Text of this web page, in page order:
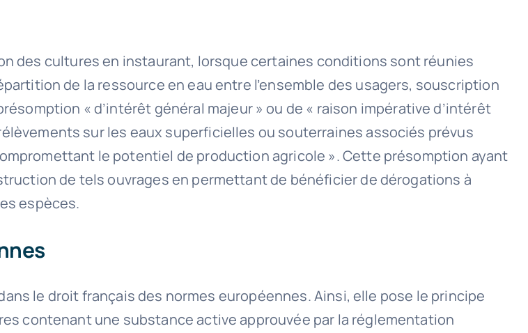
des cultures en instaurant, lorsque certaines conditions sont réunies
de la ressource en eau entre l’ensemble des usagers, souscription
« d’intérêt général majeur » ou de « raison impérative d’intérêt
sur les eaux superficielles ou souterraines associés prévus
le potentiel de production agricole ». Cette présomption ayant
de tels ouvrages en permettant de bénéficier de dérogations à
espèces.
le droit français des normes européennes. Ainsi, elle pose le principe
contenant une substance active approuvée par la réglementation